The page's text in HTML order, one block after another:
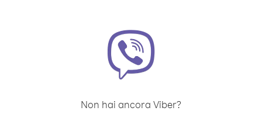
Non hai ancora Viber?